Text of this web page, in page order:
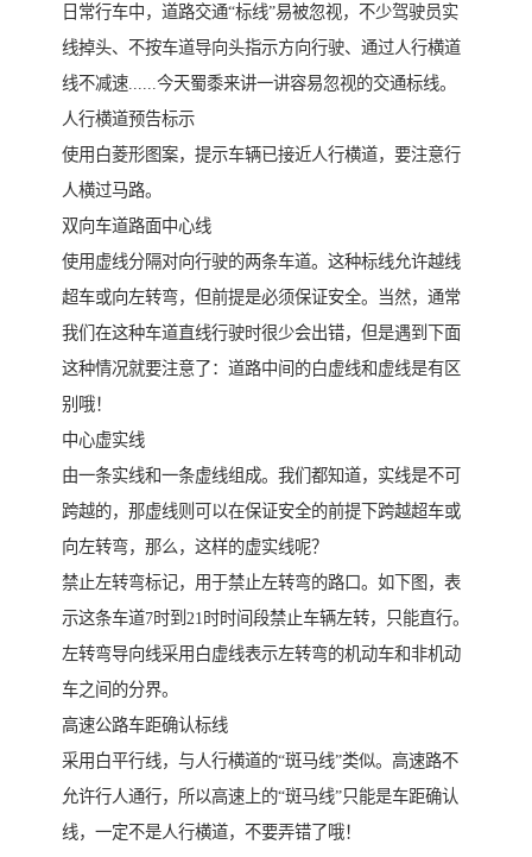
日常行车中，道路交通“标线”易被忽视，不少驾驶员实
线掉头、不按车道导向头指示方向行驶、通过人行横道
线不减速......今天蜀黍来讲一讲容易忽视的交通标线。
人行横道预告标示
使用白菱形图案，提示车辆已接近人行横道，要注意行
人横过马路。
双向车道路面中心线
使用虚线分隔对向行驶的两条车道。这种标线允许越线
超车或向左转弯，但前提是必须保证安全。当然，通常
我们在这种车道直线行驶时很少会出错，但是遇到下面
这种情况就要注意了：道路中间的白虚线和虚线是有区
别哦！
中心虚实线
由一条实线和一条虚线组成。我们都知道，实线是不可
跨越的，那虚线则可以在保证安全的前提下跨越超车或
向左转弯，那么，这样的虚实线呢？
禁止左转弯标记，用于禁止左转弯的路口。如下图，表
示这条车道7时到21时时间段禁止车辆左转，只能直行。
左转弯导向线采用白虚线表示左转弯的机动车和非机动
车之间的分界。
高速公路车距确认标线
采用白平行线，与人行横道的“斑马线”类似。高速路不
允许行人通行，所以高速上的“斑马线”只能是车距确认
线，一定不是人行横道，不要弄错了哦！